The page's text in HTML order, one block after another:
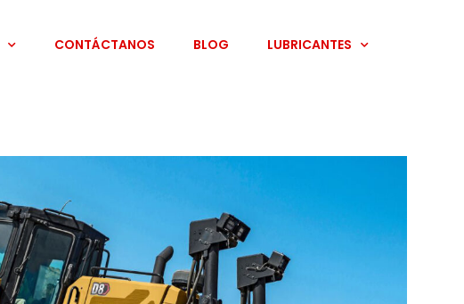
CONTÁCTANOS BLOG
LUBRICANTES